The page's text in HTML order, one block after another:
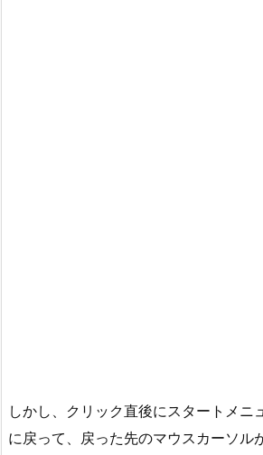
しかし、クリック直後にスタートメニ
に戻って、戻った先のマウスカーソ